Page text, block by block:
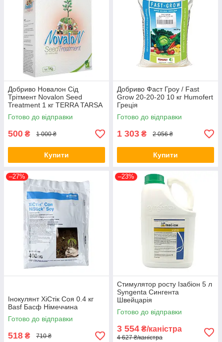
Добриво Новалон Сід
Трітмент Novalon Seed
Treatment 1 кг TERRA TARSA
Туреччина
Готово до відправки
500 ₴ 1 000 ₴
Купити
Добриво Фаст Гроу / Fast
Grow 20-20-20 10 кг Humofert
Греція
Готово до відправки
1 303 ₴ 2 056 ₴
Купити
–27%
Інокулянт ХіСтік Соя 0.4 кг
Basf Басф Німеччина
Готово до відправки
518 ₴ 710 ₴
–23%
Стимулятор росту Ізабіон 5 л
Syngenta Сингента
Швейцарія
Готово до відправки
3 554 ₴/каністра
4 627 ₴/каністра